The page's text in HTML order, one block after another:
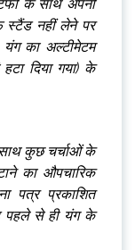
के साथ अपनी
स्टैंड नहीं लेने पर
का अल्टीमेटम
दिया गया) के
कुछ चर्चाओं के
का औपचारिक
पत्र प्रकाशित
पहले से ही यंग के